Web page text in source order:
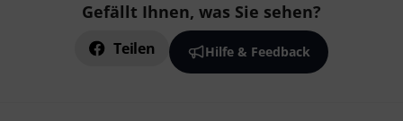
Gefällt Ihnen, was Sie sehen?
Teilen Hilfe & Feedback